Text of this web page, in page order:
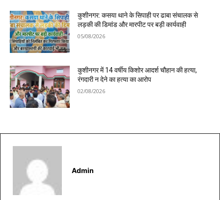
कुशीनगर: कसया थाने के सिपाही पर ढाबा संचालक से
लड़की की डिमांड और मारपीट पर बड़ी कार्यवाही
05/08/2026
कुशीनगर में 14 वर्षीय किशोर आदर्श चौहान की हत्या,
रंगदारी न देने का हत्या का आरोप
02/08/2026
Admin